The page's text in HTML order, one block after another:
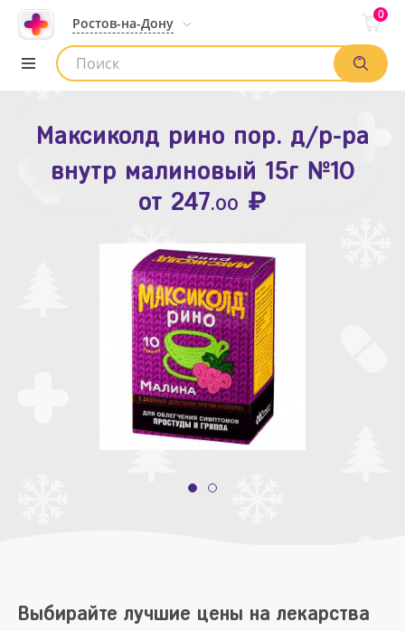
Ростов-на-Дону
0
Список аптек
Максиколд рино пор. д/р-ра
внутр малиновый 15г №10
от 247.00 ₽
Зодак таб. п.п.о. 10мг №10
от109.80 ₽
Выбирайте лучшие цены на лекарства